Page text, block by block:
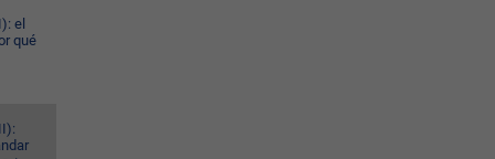
el
qué